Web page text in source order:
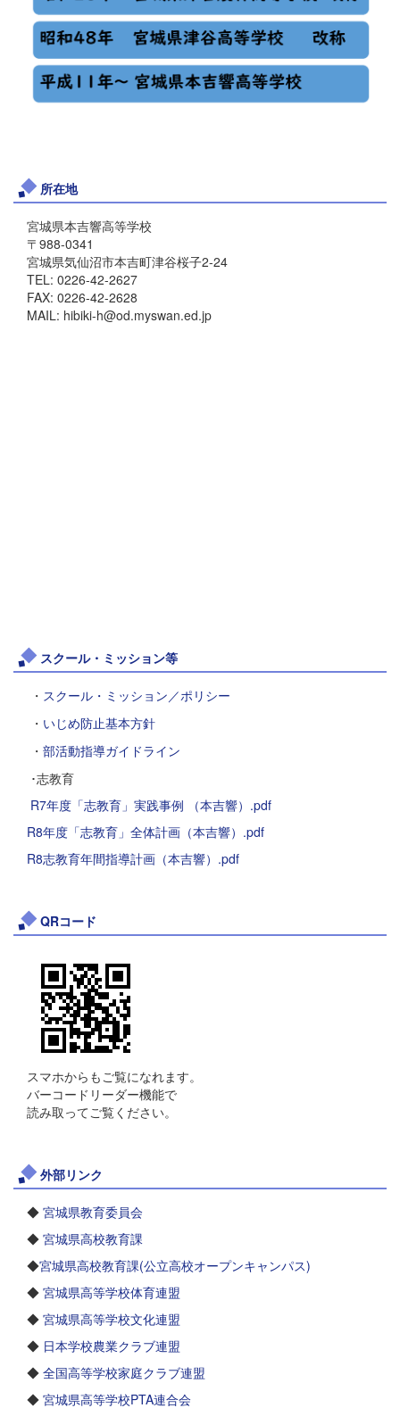
所在地
宮城県本吉響高等学校
〒988-0341
宮城県気仙沼市本吉町津谷桜子2-24
TEL: 0226-42-2627
FAX: 0226-42-2628
MAIL: hibiki-h@od.myswan.ed.jp
スクール・ミッション等
・ スクール・ミッション／ポリシー
・ いじめ防止基本方針
・ 部活動指導ガイドライン
･志教育
R7年度「志教育」実践事例 （本吉響）.pdf
R8年度「志教育」全体計画（本吉響）.pdf
R8志教育年間指導計画（本吉響）.pdf
QRコード
スマホからもご覧になれます。
バーコードリーダー機能で
読み取ってご覧ください。
外部リンク
◆ 宮城県教育委員会
◆ 宮城県高校教育課
◆宮城県高校教育課(公立高校オープンキャンパス)
◆ 宮城県高等学校体育連盟
◆ 宮城県高等学校文化連盟
◆ 日本学校農業クラブ連盟
◆ 全国高等学校家庭クラブ連盟
◆ 宮城県高等学校PTA連合会